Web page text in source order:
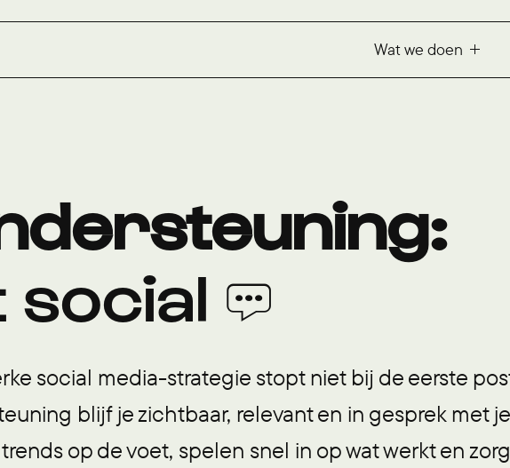
Wat we doen
💬
social media-strategie stopt niet bij de eerste
blijf je zichtbaar, relevant en in gesprek met
op de voet, spelen snel in op wat werkt en